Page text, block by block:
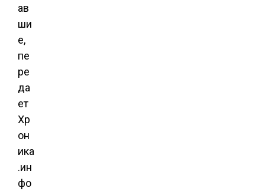
ав
ши
е,
пе
ре
да
ет
Хр
он
ика
.ин
фо